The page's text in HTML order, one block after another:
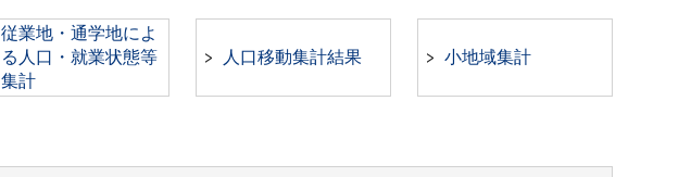
従業地・通学地によ
る人口・就業状態等
集計
人口移動集計結果 小地域集計